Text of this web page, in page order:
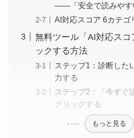
——「安全で読みやす
AI対応スコア 6カテゴ
無料ツール「AI対応スコ
ックする方法
ステップ1：診断した
力する
ステップ2：「今すぐ
クリックする
もっと見る